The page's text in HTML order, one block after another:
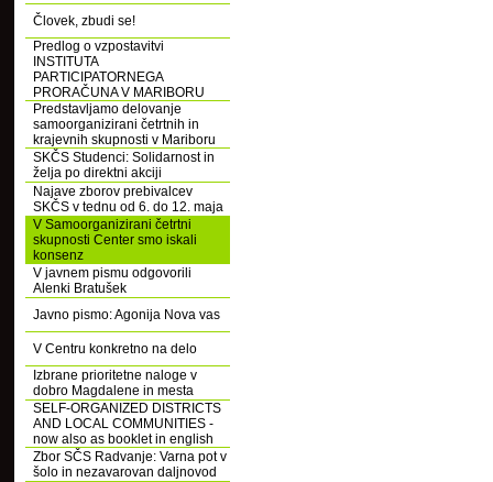
Človek, zbudi se!
Predlog o vzpostavitvi
INSTITUTA
PARTICIPATORNEGA
PRORAČUNA V MARIBORU
Predstavljamo delovanje
samoorganizirani četrtnih in
krajevnih skupnosti v Mariboru
SKČS Studenci: Solidarnost in
želja po direktni akciji
Najave zborov prebivalcev
SKČS v tednu od 6. do 12. maja
V Samoorganizirani četrtni
skupnosti Center smo iskali
konsenz
V javnem pismu odgovorili
Alenki Bratušek
Javno pismo: Agonija Nova vas
V Centru konkretno na delo
Izbrane prioritetne naloge v
dobro Magdalene in mesta
SELF-ORGANIZED DISTRICTS
AND LOCAL COMMUNITIES -
now also as booklet in english
Zbor SČS Radvanje: Varna pot v
šolo in nezavarovan daljnovod